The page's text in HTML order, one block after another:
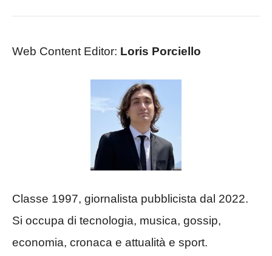
Web Content Editor: Loris Porciello
Classe 1997, giornalista pubblicista dal 2022.
Si occupa di tecnologia, musica, gossip,
economia, cronaca e attualità e sport.